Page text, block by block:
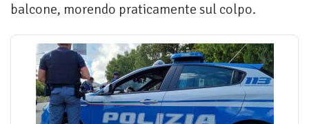
balcone, morendo praticamente sul colpo.